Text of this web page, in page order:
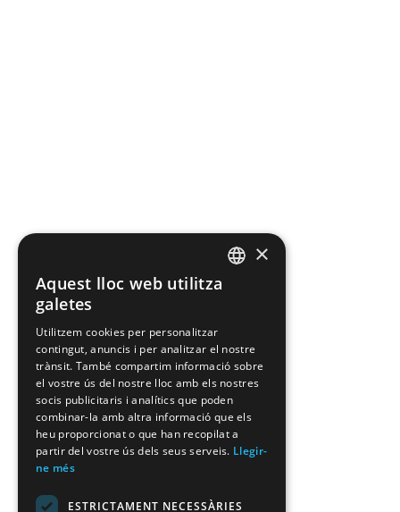
SPANISH
×
Aquest lloc web utilitza
galetes
Utilitzem cookies per personalitzar
contingut, anuncis i per analitzar el nostre
trànsit. També compartim informació sobre
el vostre ús del nostre lloc amb els nostres
socis publicitaris i analítics que poden
combinar-la amb altra informació que els
heu proporcionat o que han recopilat a
partir del vostre ús dels seus serveis. Llegir-
ne més
ESTRICTAMENT NECESSÀRIES